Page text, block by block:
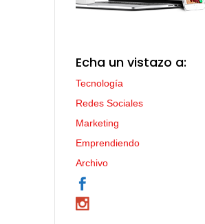
Echa un vistazo a:
Tecnología
Redes Sociales
Marketing
Emprendiendo
Archivo